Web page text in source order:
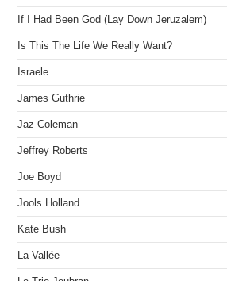
If I Had Been God (Lay Down Jeruzalem)
Is This The Life We Really Want?
Israele
James Guthrie
Jaz Coleman
Jeffrey Roberts
Joe Boyd
Jools Holland
Kate Bush
La Vallée